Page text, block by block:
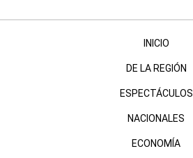
INICIO
DE LA REGIÓN
ESPECTÁCULOS
NACIONALES
ECONOMÍA